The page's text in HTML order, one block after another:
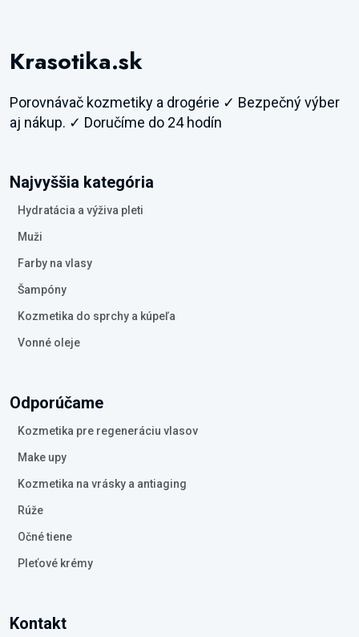
Krasotika.sk
Porovnávač kozmetiky a drogérie ✓ Bezpečný výber
aj nákup. ✓ Doručíme do 24 hodín
Najvyššia kategória
Hydratácia a výživa pleti
Muži
Farby na vlasy
Šampóny
Kozmetika do sprchy a kúpeľa
Vonné oleje
Odporúčame
Kozmetika pre regeneráciu vlasov
Make upy
Kozmetika na vrásky a antiaging
Rúže
Očné tiene
Pleťové krémy
Kontakt